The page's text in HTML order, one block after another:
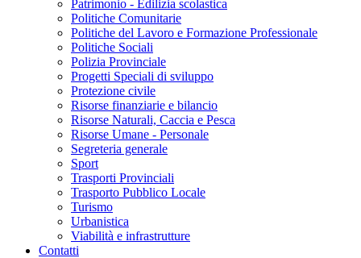
Patrimonio - Edilizia scolastica
Politiche Comunitarie
Politiche del Lavoro e Formazione Professionale
Politiche Sociali
Polizia Provinciale
Progetti Speciali di sviluppo
Protezione civile
Risorse finanziarie e bilancio
Risorse Naturali, Caccia e Pesca
Risorse Umane - Personale
Segreteria generale
Sport
Trasporti Provinciali
Trasporto Pubblico Locale
Turismo
Urbanistica
Viabilità e infrastrutture
Contatti